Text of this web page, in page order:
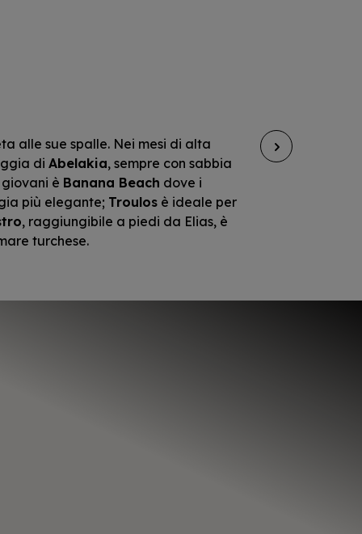
alle sue spalle. Nei mesi di alta
di Abelakia, sempre con sabbia
è Banana Beach dove i
più elegante; Troulos è ideale per
, raggiungibile a piedi da Elias, è
turchese.